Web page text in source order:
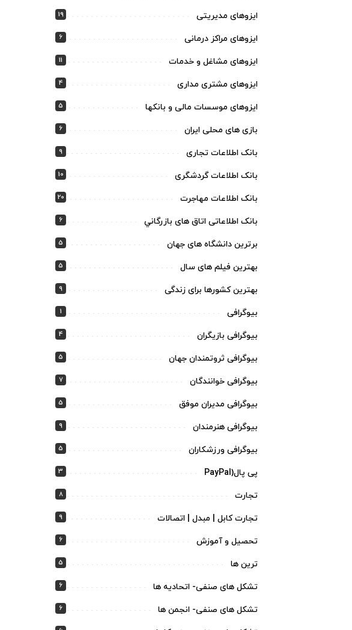
ایزوهای مدیریتی 19
ایزوهای مراکز درمانی 6
ایزوهای مشاغل و خدمات 11
ایزوهای مشتری مداری 4
ایزوهای موسسات مالی و بانکها 5
بازی های محلی ایران 6
بانک اطلاعات تجاری 9
بانک اطلاعات گردشگری 10
بانک اطلاعات مهاجرت 20
بانک اطلاعاتی اتاق های بازرگاني 6
برترین دانشگاه های جهان 5
بهترین فیلم های سال 5
بهترین کشورها برای زندگی 9
بیوگرافی 1
بیوگرافی بازیگران 4
بیوگرافی ثروتمندان جهان 5
بیوگرافی خوانندگان 7
بیوگرافی مدیران موفق 5
بیوگرافی هنرمندان 9
بیوگرافی ورزشکاران 5
پی پال(PayPal 3
تجارت 8
تجارت کابل | مبدل | اتصالات 9
تحصیل و آموزش 6
ترین ها 5
تشکل های صنفی- اتحادیه ها 6
تشکل های صنفی- انجمن ها 6